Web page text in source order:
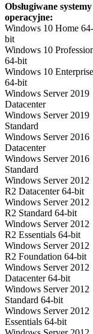
Obsługiwane systemy
operacyjne:
Windows 10 Home 64-
bit
Windows 10
64-bit
Windows 10 Enterprise
64-bit
Windows Server 2019
Datacenter
Windows Server 2019
Standard
Windows Server 2016
Datacenter
Windows Server 2016
Standard
Windows Server 2012
R2 Datacenter 64-bit
Windows Server 2012
R2 Standard 64-bit
Windows Server 2012
R2 Essentials 64-bit
Windows Server 2012
R2 Foundation 64-bit
Windows Server 2012
Datacenter 64-bit
Windows Server 2012
Standard 64-bit
Windows Server 2012
Essentials 64-bit